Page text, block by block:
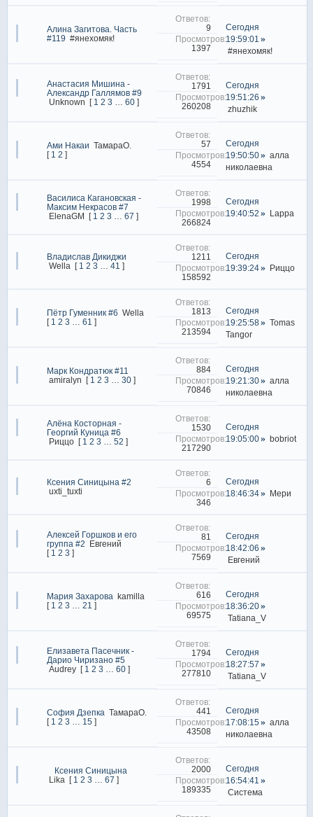
Алина Загитова. Часть
#119 #янехомяк!
9
1397
Сегодня
19:59:01
#янехомяк!
Анастасия Мишина -
Александр Галлямов #9
Unknown
[ 1 2 3 60 ]
1791
260208
Сегодня
19:51:26
zhuzhik
Ами Накаи ТамараО.
[ 1 2 ]
57
4554
Сегодня
19:50:50
алла
николаевна
Василиса Кагановская -
Максим Некрасов #7
ElenaGM
[ 1 2 3 67 ]
1998
266824
Сегодня
19:40:52
Lappa
Владислав Дикиджи
Wella
[ 1 2 3 41 ]
1211
158592
Сегодня
19:39:24
Риццо
Пётр Гуменник #6 Wella
[ 1 2 3 61 ]
1813
213594
Сегодня
19:25:58
Tomas
Tangor
Марк Кондратюк #11
amiralyn
[ 1 2 3 30 ]
884
70846
Сегодня
19:21:30
алла
николаевна
Алёна Косторная -
Георгий Куница #6
Риццо
[ 1 2 3 52 ]
1530
217290
Сегодня
19:05:00
bobriot
Ксения Синицына #2
uxti_tuxti
6
346
Сегодня
18:46:34
Мери
Алексей Горшков и его
группа #2
Евгений
[ 1 2 3 ]
81
7569
Сегодня
18:42:06
Евгений
Мария Захарова
kamilla
[ 1 2 3 21 ]
616
69575
Сегодня
18:36:20
Tatiana_V
Елизавета Пасечник -
Дарио Чиризано #5
Audrey
[ 1 2 3 60 ]
1794
277810
Сегодня
18:27:57
Tatiana_V
София Дзепка ТамараО.
[ 1 2 3 15 ]
441
43508
Сегодня
17:08:15
алла
николаевна
Ксения Синицына
Lika
[ 1 2 3 67 ]
2000
189335
Сегодня
16:54:41
Система